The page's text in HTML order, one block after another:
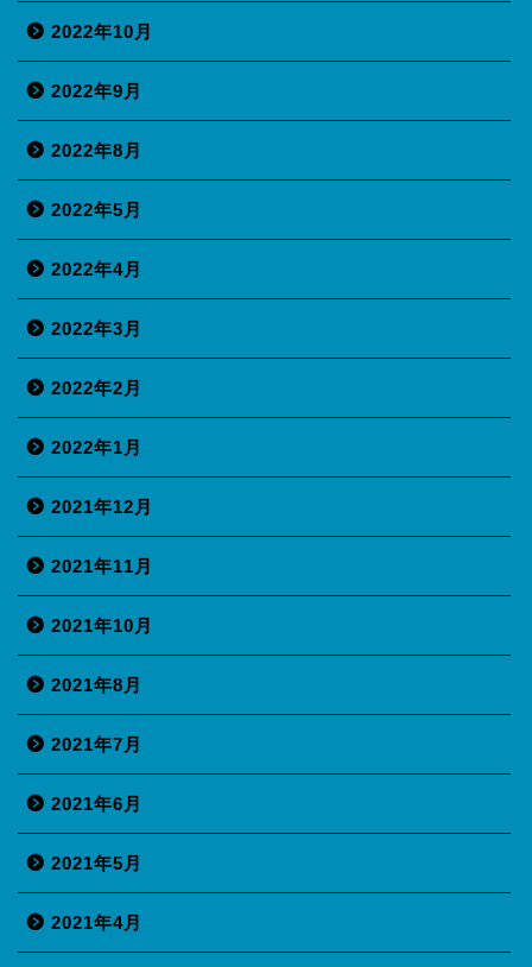
2022年10月
2022年9月
2022年8月
2022年5月
2022年4月
2022年3月
2022年2月
2022年1月
2021年12月
2021年11月
2021年10月
2021年8月
2021年7月
2021年6月
2021年5月
2021年4月